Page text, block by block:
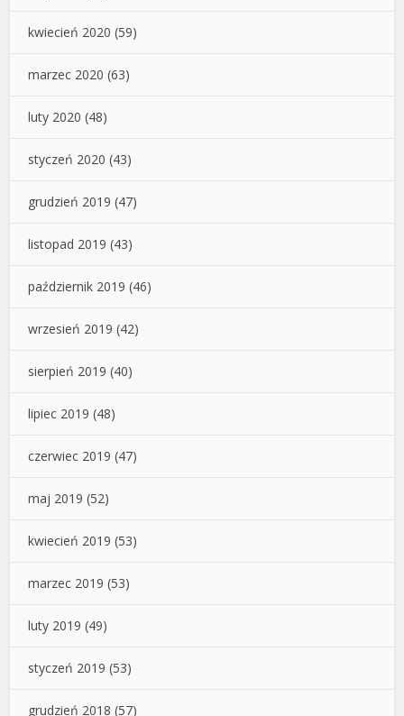
kwiecień 2020 (59)
marzec 2020 (63)
luty 2020 (48)
styczeń 2020 (43)
grudzień 2019 (47)
listopad 2019 (43)
październik 2019 (46)
wrzesień 2019 (42)
sierpień 2019 (40)
lipiec 2019 (48)
czerwiec 2019 (47)
maj 2019 (52)
kwiecień 2019 (53)
marzec 2019 (53)
luty 2019 (49)
styczeń 2019 (53)
grudzień 2018 (57)